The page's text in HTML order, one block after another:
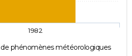
phénomènes météorologiques
1982